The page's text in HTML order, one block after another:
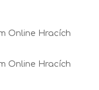
Online Hracích
Online Hracích